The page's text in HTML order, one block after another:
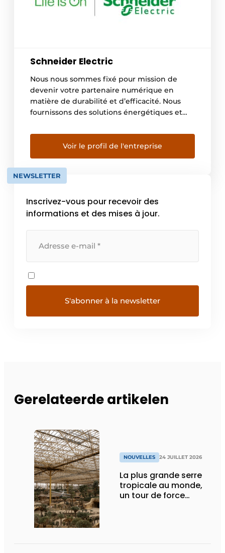
Schneider Electric
Nous nous sommes fixé pour mission de
devenir votre partenaire numérique en
matière de durabilité et d’efficacité. Nous
fournissons des solutions énergétiques et
énergétique et le développement durable.
Grâce à nos technologies uniques de gestion
de l’énergie, d’automatismes en temps réel,
de logiciels et de services, nous proposons
des solutions intégrées […]
Voir le profil de l'entreprise
NEWSLETTER
Inscrivez-vous pour recevoir des
informations et des mises à jour.
Gerelateerde artikelen
NOUVELLES 24 JUILLET 2026
La plus grande serre
tropicale au monde,
un tour de force